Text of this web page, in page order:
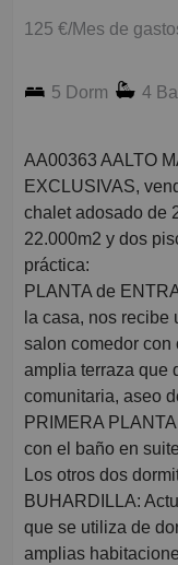
125 €/Mes de
5 Dorm 4
AA00363 AALTO MADRID PROPIEDADES
EXCLUSIVAS,
chalet adosado de
22.000m2 y dos
práctica:
PLANTA de
la casa, nos recibe
salon comedor con
amplia terraza que
comunitaria, aseo
PRIMERA
con el baño en
Los otros dos
BUHARDILLA:
que se utiliza de
amplias